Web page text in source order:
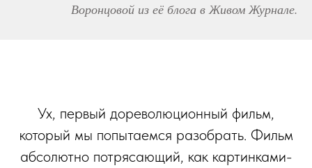
Воронцовой из её блога в Живом Журнале.
Ух, первый дореволюционный фильм,
который мы попытаемся разобрать. Фильм
абсолютно потрясающий, как картинками-